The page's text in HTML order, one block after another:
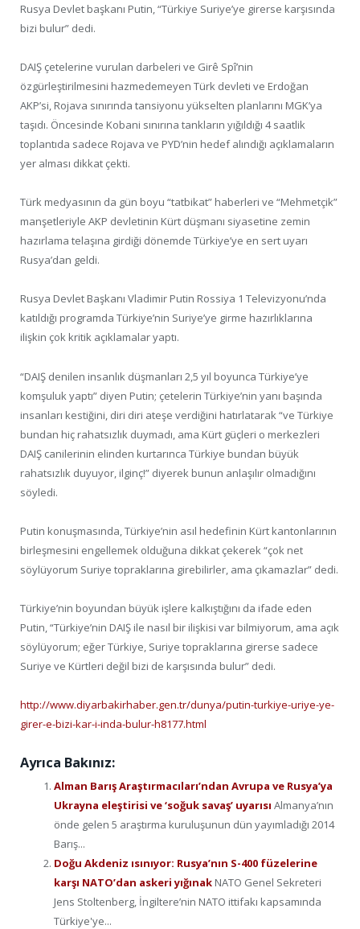
Rusya Devlet başkanı Putin, “Türkiye Suriye’ye girerse karşısında
bizi bulur” dedi.
DAIŞ çetelerine vurulan darbeleri ve Girê Spî’nin
özgürleştirilmesini hazmedemeyen Türk devleti ve Erdoğan
AKP’si, Rojava sınırında tansiyonu yükselten planlarını MGK’ya
taşıdı. Öncesinde Kobani sınırına tankların yığıldığı 4 saatlik
toplantıda sadece Rojava ve PYD’nin hedef alındığı açıklamaların
yer alması dikkat çekti.
Türk medyasının da gün boyu “tatbikat” haberleri ve “Mehmetçik”
manşetleriyle AKP devletinin Kürt düşmanı siyasetine zemin
hazırlama telaşına girdiği dönemde Türkiye’ye en sert uyarı
Rusya’dan geldi.
Rusya Devlet Başkanı Vladimir Putin Rossiya 1 Televizyonu’nda
katıldığı programda Türkiye’nin Suriye’ye girme hazırlıklarına
ilişkin çok kritik açıklamalar yaptı.
“DAIŞ denilen insanlık düşmanları 2,5 yıl boyunca Türkiye’ye
komşuluk yaptı” diyen Putin; çetelerin Türkiye’nin yanı başında
insanları kestiğini, diri diri ateşe verdiğini hatırlatarak “ve Türkiye
bundan hiç rahatsızlık duymadı, ama Kürt güçleri o merkezleri
DAIŞ canilerinin elinden kurtarınca Türkiye bundan büyük
rahatsızlık duyuyor, ilginç!” diyerek bunun anlaşılır olmadığını
söyledi.
Putin konuşmasında, Türkiye’nin asıl hedefinin Kürt kantonlarının
birleşmesini engellemek olduğuna dikkat çekerek “çok net
söylüyorum Suriye topraklarına girebilirler, ama çıkamazlar” dedi.
Türkiye’nin boyundan büyük işlere kalkıştığını da ifade eden
Putin, “Türkiye’nin DAIŞ ile nasıl bir ilişkisi var bilmiyorum, ama açık
söylüyorum; eğer Türkiye, Suriye topraklarına girerse sadece
Suriye ve Kürtleri değil bizi de karşısında bulur” dedi.
http://www.diyarbakirhaber.gen.tr/dunya/putin-turkiye-uriye-ye-
girer-e-bizi-kar-i-inda-bulur-h8177.html
Ayrıca Bakınız:
Alman Barış Araştırmacıları’ndan Avrupa ve Rusya’ya
Ukrayna eleştirisi ve ‘soğuk savaş’ uyarısı Almanya’nın
önde gelen 5 araştırma kuruluşunun dün yayımladığı 2014
Barış...
Doğu Akdeniz ısınıyor: Rusya’nın S-400 füzelerine
karşı NATO’dan askeri yığınak NATO Genel Sekreteri
Jens Stoltenberg, İngiltere’nin NATO ittifakı kapsamında
Türkiye'ye...